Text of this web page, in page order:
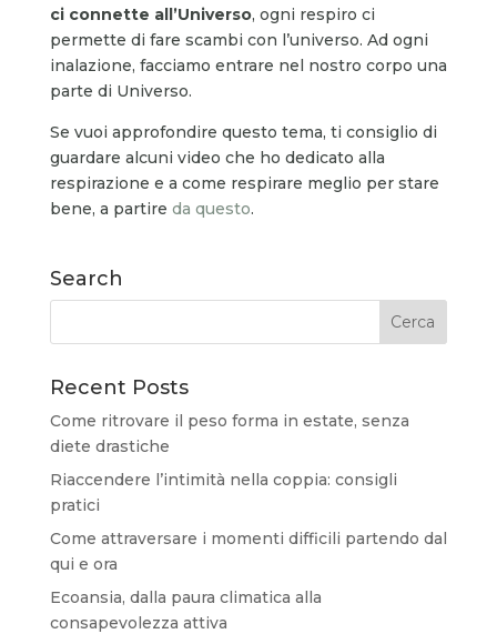
ci connette all’Universo, ogni respiro ci
permette di fare scambi con l’universo. Ad ogni
inalazione, facciamo entrare nel nostro corpo una
parte di Universo.
Se vuoi approfondire questo tema, ti consiglio di
guardare alcuni video che ho dedicato alla
respirazione e a come respirare meglio per stare
bene, a partire da questo.
Search
Recent Posts
Come ritrovare il peso forma in estate, senza
diete drastiche
Riaccendere l’intimità nella coppia: consigli
pratici
Come attraversare i momenti difficili partendo dal
qui e ora
Ecoansia, dalla paura climatica alla
consapevolezza attiva